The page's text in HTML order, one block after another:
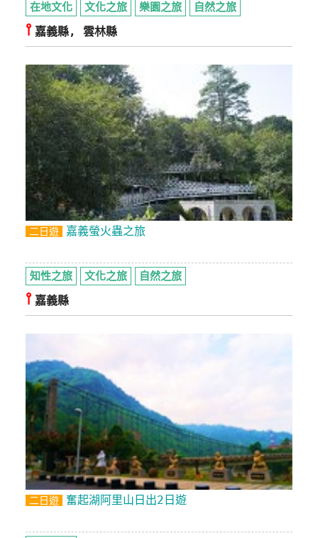
廠
商
合
作
伴
計
劃
商
宣
在地文化 文化之旅 樂園之旅 自然之旅
⫯ 嘉義縣, 雲林縣
二日遊 嘉義螢火蟲之旅
知性之旅 文化之旅 自然之旅
⫯ 嘉義縣
二日遊 奮起湖阿里山日出2日遊